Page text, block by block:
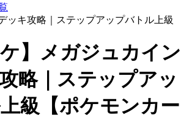
ッキ攻略｜ステップアップバトル上級
ケ】メガジュカイン
略｜ステップアッ
級【ポケモンカー